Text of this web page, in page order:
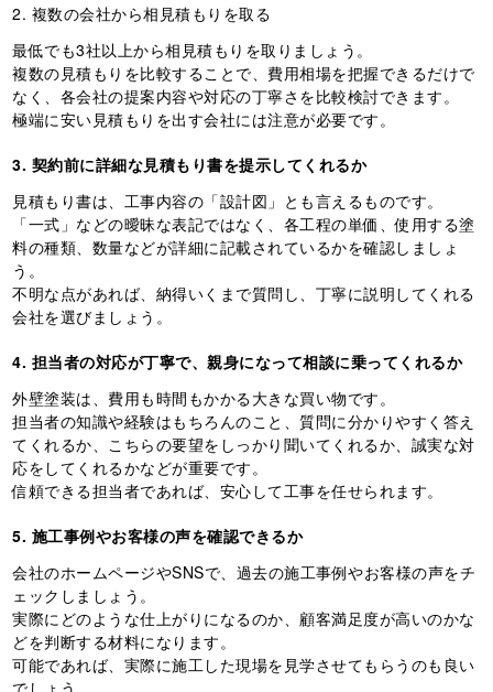
2. 複数の会社から相見積もりを取る
最低でも3社以上から相見積もりを取りましょう。
複数の見積もりを比較することで、費用相場を把握できるだけで
なく、各会社の提案内容や対応の丁寧さを比較検討できます。
極端に安い見積もりを出す会社には注意が必要です。
3. 契約前に詳細な見積もり書を提示してくれるか
見積もり書は、工事内容の「設計図」とも言えるものです。
「一式」などの曖昧な表記ではなく、各工程の単価、使用する塗
料の種類、数量などが詳細に記載されているかを確認しましょ
う。
不明な点があれば、納得いくまで質問し、丁寧に説明してくれる
会社を選びましょう。
4. 担当者の対応が丁寧で、親身になって相談に乗ってくれるか
外壁塗装は、費用も時間もかかる大きな買い物です。
担当者の知識や経験はもちろんのこと、質問に分かりやすく答え
てくれるか、こちらの要望をしっかり聞いてくれるか、誠実な対
応をしてくれるかなどが重要です。
信頼できる担当者であれば、安心して工事を任せられます。
5. 施工事例やお客様の声を確認できるか
会社のホームページやSNSで、過去の施工事例やお客様の声をチ
ェックしましょう。
実際にどのような仕上がりになるのか、顧客満足度が高いのかな
どを判断する材料になります。
可能であれば、実際に施工した現場を見学させてもらうのも良い
でしょう。